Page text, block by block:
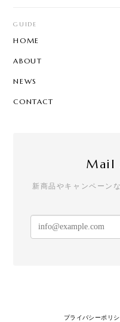
GUIDE
HOME
ABOUT
NEWS
CONTACT
Mail
新商品やキャンペーン
プライバシーポリシ